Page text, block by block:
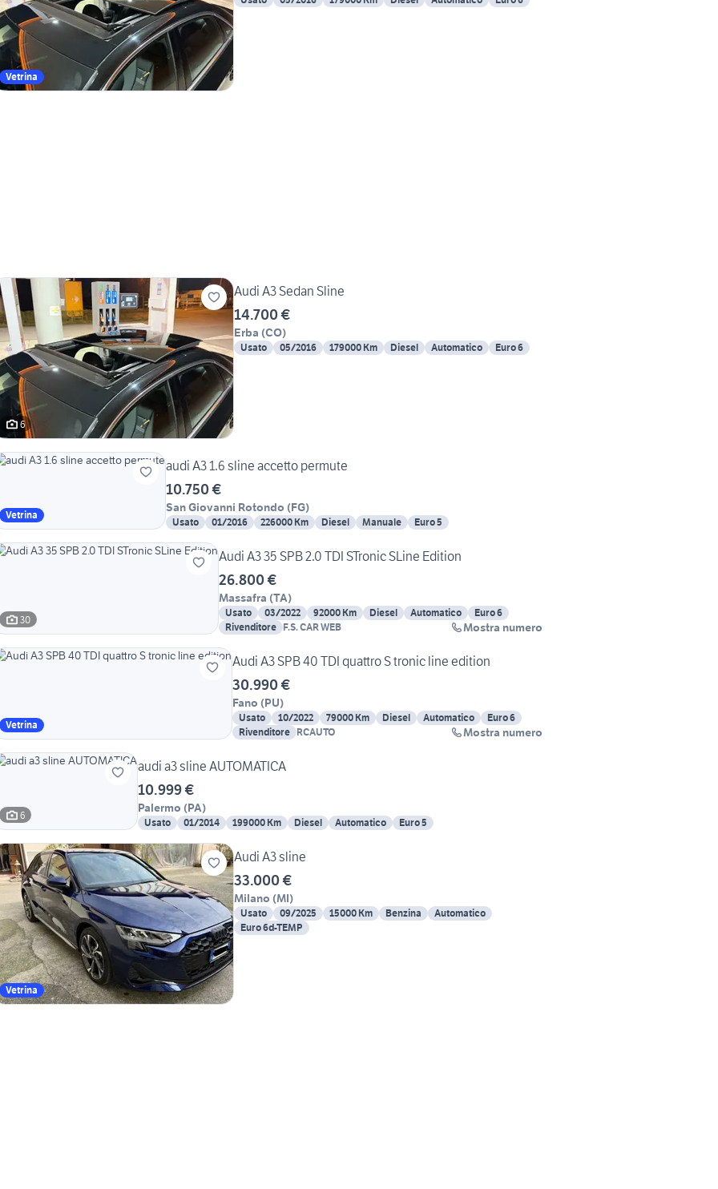
Vetrina
6
Audi A3 Sedan Sline
14.700 €
Erba (CO)
Usato 05/2016 179000 Km Diesel Automatico Euro 6
Vetrina
audi A3 1.6 sline accetto permute
10.750 €
San Giovanni Rotondo (FG)
Usato 01/2016 226000 Km Diesel Manuale Euro 5
30
Audi A3 35 SPB 2.0 TDI STronic SLine Edition
26.800 €
Massafra (TA)
Usato 03/2022 92000 Km Diesel Automatico
Euro 6
Rivenditore F.S. CAR WEB Mostra numero
Vetrina
Audi A3 SPB 40 TDI quattro S tronic line edition
30.990 €
Fano (PU)
Usato 10/2022 79000 Km Diesel Automatico
Euro 6
Rivenditore RCAUTO Mostra numero
6
audi a3 sline AUTOMATICA
10.999 €
Palermo (PA)
Usato 01/2014 199000 Km Diesel Automatico Euro 5
Vetrina
Audi A3 sline
33.000 €
Milano (MI)
Usato 09/2025 15000 Km Benzina
Automatico
Euro 6d-TEMP